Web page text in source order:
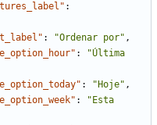
:
: "Ordenar por" ,
:
"Última
: "Hoje" ,
:
"Esta